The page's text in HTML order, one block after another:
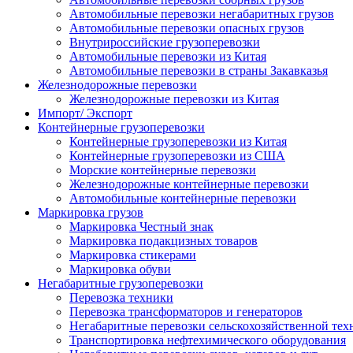
Автомобильные перевозки негабаритных грузов
Автомобильные перевозки опасных грузов
Внутрироссийские грузоперевозки
Автомобильные перевозки из Китая
Автомобильные перевозки в страны Закавказья
Железнодорожные перевозки
Железнодорожные перевозки из Китая
Импорт/ Экспорт
Контейнерные грузоперевозки
Контейнерные грузоперевозки из Китая
Контейнерные грузоперевозки из США
Морские контейнерные перевозки
Железнодорожные контейнерные перевозки
Автомобильные контейнерные перевозки
Маркировка грузов
Маркировка Честный знак
Маркировка подакцизных товаров
Маркировка стикерами
Маркировка обуви
Негабаритные грузоперевозки
Перевозка техники
Перевозка трансформаторов и генераторов
Негабаритные перевозки сельскохозяйственной
Транспортировка нефтехимического оборудования